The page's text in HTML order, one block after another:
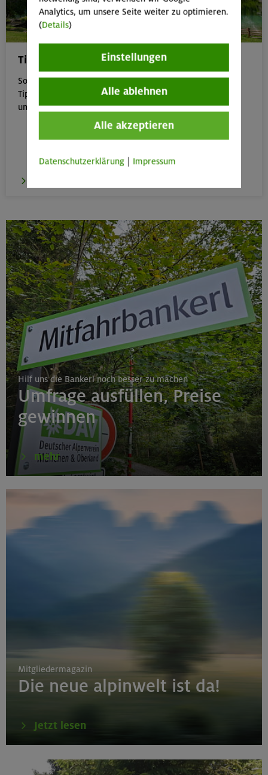
Tipps für Bergtouren im Sommer
Sommer in den Bergen genießen – aber sicher: Unsere
Tipps zu Hitze, Gewitter & Co. helfen dir, entspannt
unterwegs zu bleiben.
Hilf uns die Bankerl noch besser zu machen
Umfrage ausfüllen, Preise
gewinnen
mehr
Mitgliedermagazin
Die neue alpinwelt ist da!
Jetzt lesen
Analytics, um unsere Seite weiter zu optimieren.
(Details)
Einstellungen
Alle ablehnen
Alle akzeptieren
Datenschutzerklärung Impressum